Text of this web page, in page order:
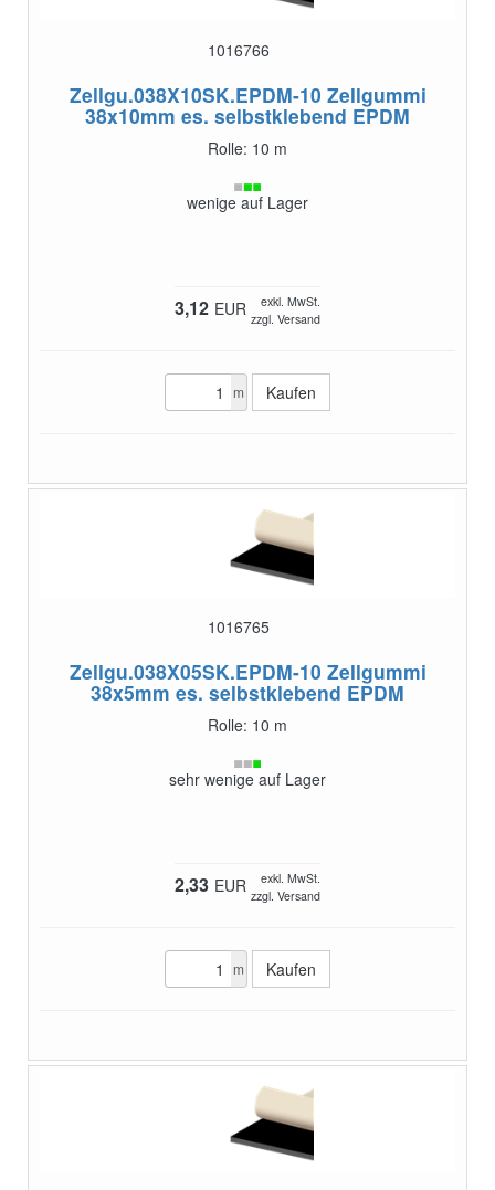
1016766
Zellgu.038X10SK.EPDM-10 Zellgummi
38x10mm es. selbstklebend EPDM
Rolle: 10 m
wenige auf Lager
3,12 EUR
exkl. MwSt.
zzgl. Versand
m
1016765
Zellgu.038X05SK.EPDM-10 Zellgummi
38x5mm es. selbstklebend EPDM
Rolle: 10 m
sehr wenige auf Lager
2,33 EUR
exkl. MwSt.
zzgl. Versand
m